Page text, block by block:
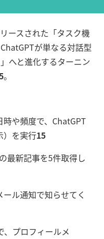
ースされた「タスク機
が単なる対話型
へと進化するターニン
。
や頻度で、ChatGPT
）を実行15
最新記事を5件取得し
ル通知で知らせてく
、プロフィールメ